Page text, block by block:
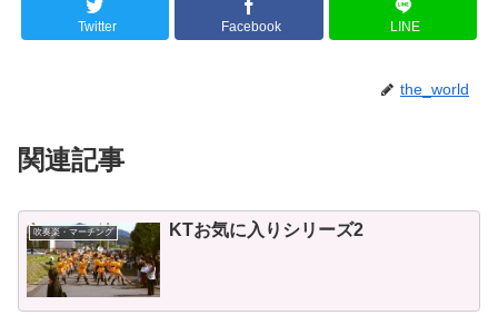
Twitter Facebook LINE
the_world
関連記事
吹奏楽・マーチング KTお気に入りシリーズ2